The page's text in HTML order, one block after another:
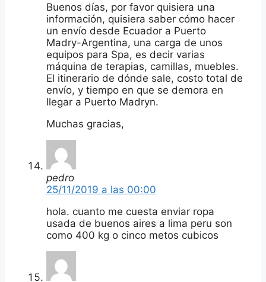
Buenos días, por favor quisiera una
información, quisiera saber cómo hacer
un envío desde Ecuador a Puerto
Madry-Argentina, una carga de unos
equipos para Spa, es decir varias
máquina de terapias, camillas, muebles.
El itinerario de dónde sale, costo total de
envío, y tiempo en que se demora en
llegar a Puerto Madryn.
Muchas gracias,
pedro
25/11/2019 a las 00:00
hola. cuanto me cuesta enviar ropa
usada de buenos aires a lima peru son
como 400 kg o cinco metos cubicos